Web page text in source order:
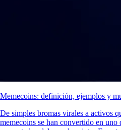
Memecoins: definición, ejemplos y
De simples bromas virales a activos
memecoins se han convertido en